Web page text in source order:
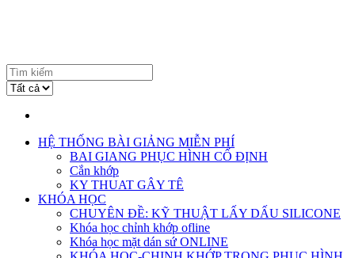
HỆ THỐNG BÀI GIẢNG MIỄN PHÍ
BAI GIANG PHỤC HÌNH CỐ ĐỊNH
Cắn khớp
KY THUAT GÂY TÊ
KHÓA HỌC
CHUYÊN ĐỀ: KỸ THUẬT LẤY DẤU SILICONE
Khóa học chỉnh khớp ofline
Khóa học mặt dán sứ ONLINE